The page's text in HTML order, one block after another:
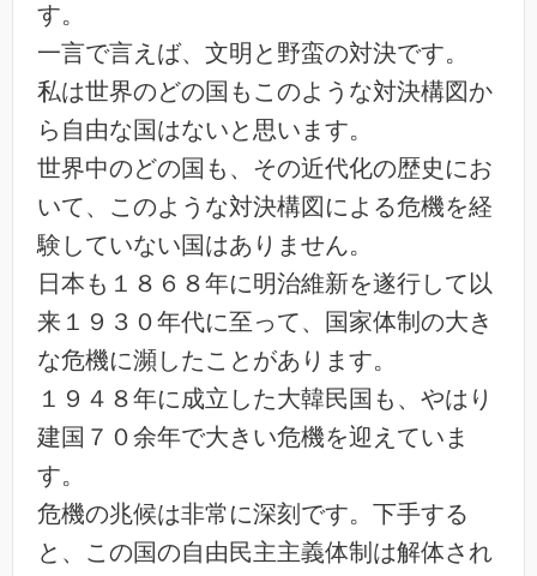
す。
一言で言えば、文明と野蛮の対決です。
私は世界のどの国もこのような対決構図か
ら自由な国はないと思います。
世界中のどの国も、その近代化の歴史にお
いて、このような対決構図による危機を経
験していない国はありません。
日本も１８６８年に明治維新を遂行して以
来１９３０年代に至って、国家体制の大き
な危機に瀕したことがあります。
１９４８年に成立した大韓民国も、やはり
建国７０余年で大きい危機を迎えていま
す。
危機の兆候は非常に深刻です。下手する
と、この国の自由民主主義体制は解体され